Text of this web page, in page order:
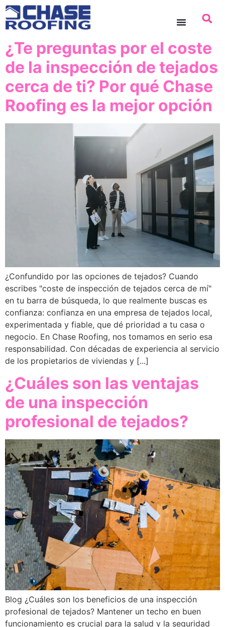
contenido
¿Te preguntas por el coste
de la inspección de tejados
cerca de ti? Por qué Chase
Roofing es la mejor opción
¿Confundido por las opciones de tejados? Cuando
escribes "coste de inspección de tejados cerca de mí"
en tu barra de búsqueda, lo que realmente buscas es
confianza: confianza en una empresa de tejados local,
experimentada y fiable, que dé prioridad a tu casa o
negocio. En Chase Roofing, nos tomamos en serio esa
responsabilidad. Con décadas de experiencia al servicio
de los propietarios de viviendas y [...]
¿Cuáles son las ventajas
de una inspección
profesional de tejados?
Blog ¿Cuáles son los beneficios de una inspección
profesional de tejados? Mantener un techo en buen
funcionamiento es crucial para la salud y la seguridad